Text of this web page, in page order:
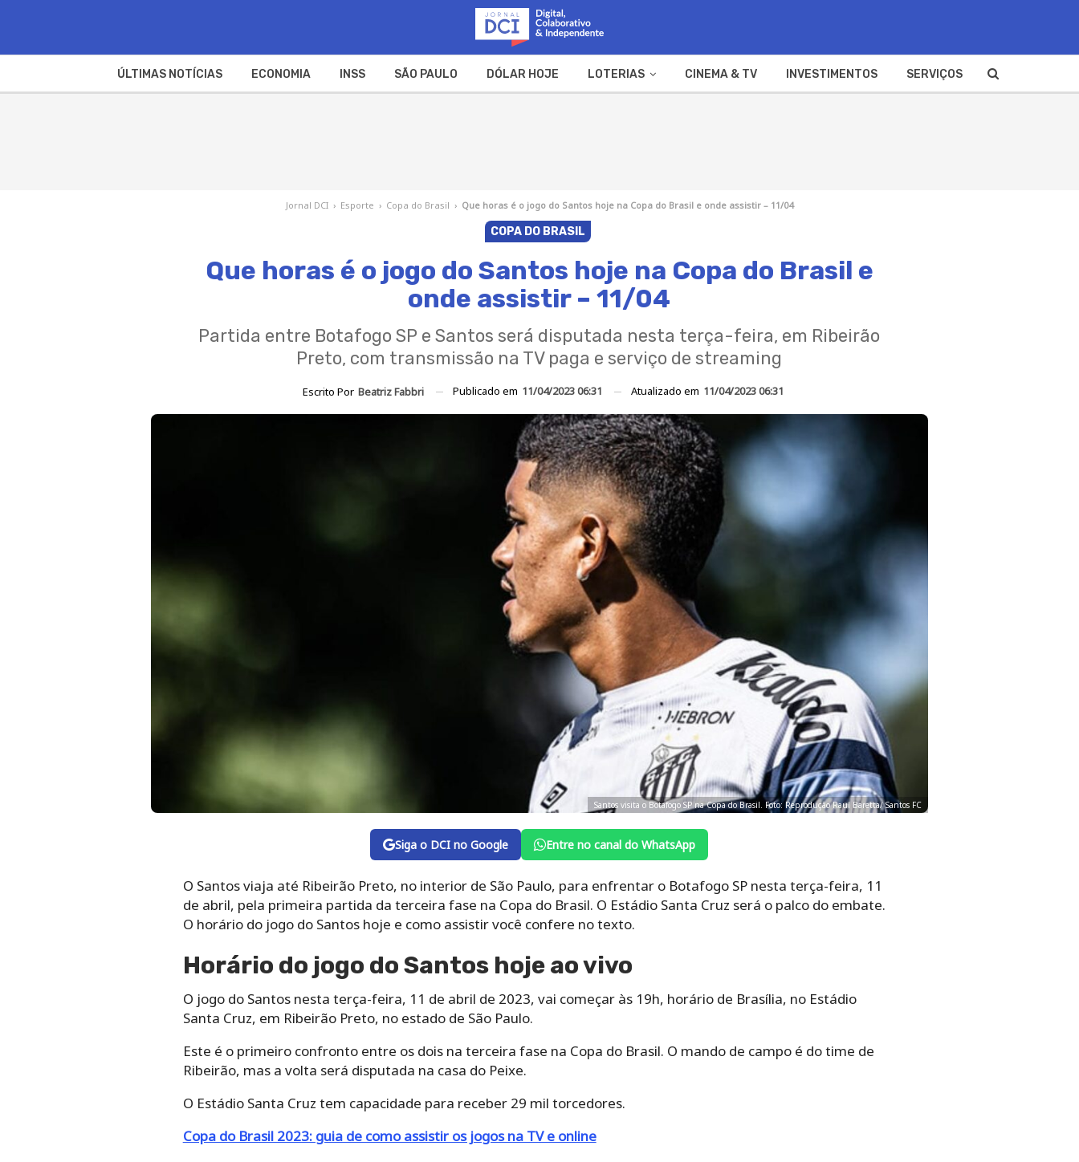
ÚLTIMAS NOTÍCIAS ECONOMIA INSS SÃO PAULO DÓLAR HOJE LOTERIAS CINEMA & TV INVESTIMENTOS SERVIÇOS
Jornal DCI › Esporte › Copa do Brasil › Que horas é o jogo do Santos hoje na Copa do Brasil e onde assistir – 11/04
COPA DO BRASIL
Que horas é o jogo do Santos hoje na Copa do Brasil e
onde assistir – 11/04
Partida entre Botafogo SP e Santos será disputada nesta terça-feira, em Ribeirão
Preto, com transmissão na TV paga e serviço de streaming
Escrito Por Beatriz Fabbri Publicado em 11/04/2023 06:31 Atualizado em 11/04/2023 06:31
Santos visita o Botafogo SP na Copa do Brasil. Foto: Reprodução Raul Baretta/ Santos FC
Siga o DCI no Google Entre no canal do WhatsApp
O Santos viaja até Ribeirão Preto, no interior de São Paulo, para enfrentar o Botafogo SP nesta terça-feira, 11
de abril, pela primeira partida da terceira fase na Copa do Brasil. O Estádio Santa Cruz será o palco do embate.
O horário do jogo do Santos hoje e como assistir você confere no texto.
Horário do jogo do Santos hoje ao vivo
O jogo do Santos nesta terça-feira, 11 de abril de 2023, vai começar às 19h, horário de Brasília, no Estádio
Santa Cruz, em Ribeirão Preto, no estado de São Paulo.
Este é o primeiro confronto entre os dois na terceira fase na Copa do Brasil. O mando de campo é do time de
Ribeirão, mas a volta será disputada na casa do Peixe.
O Estádio Santa Cruz tem capacidade para receber 29 mil torcedores.
Copa do Brasil 2023: guia de como assistir os jogos na TV e online